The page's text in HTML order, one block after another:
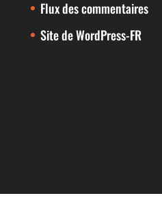
Flux des commentaires
Site de WordPress-FR